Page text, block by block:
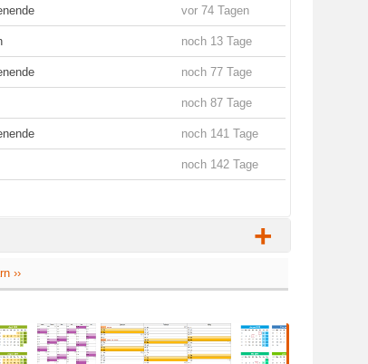
vor 74 Tagen
noch 13 Tage
noch 77 Tage
noch 87 Tage
noch 141 Tage
noch 142 Tage
+
››